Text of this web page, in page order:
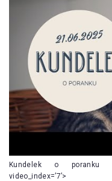
Kundelek o poranku
video_index=’7’>